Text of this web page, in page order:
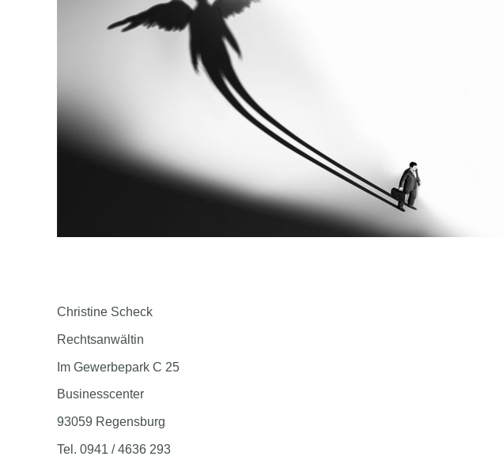
Christine Scheck
Rechtsanwältin
Im Gewerbepark C 25
Businesscenter
93059 Regensburg
Tel. 0941 / 4636 293